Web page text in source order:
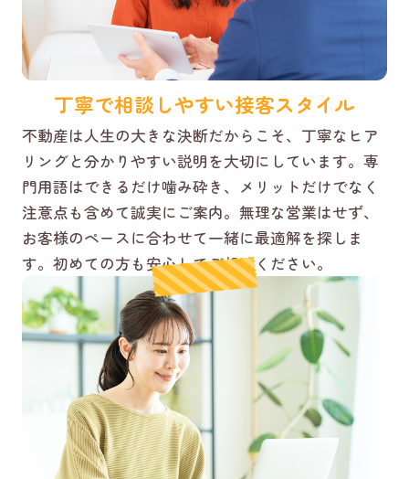
丁寧で相談しやすい接客スタイル
不動産は人生の大きな決断だからこそ、丁寧なヒア
リングと分かりやすい説明を大切にしています。専
門用語はできるだけ噛み砕き、メリットだけでなく
注意点も含めて誠実にご案内。無理な営業はせず、
お客様のペースに合わせて一緒に最適解を探しま
す。初めての方も安心してご相談ください。